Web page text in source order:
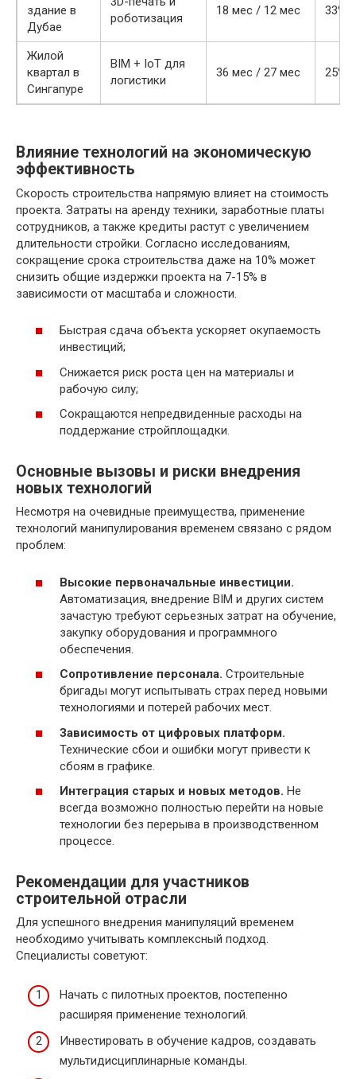
здание в
Дубае
роботизация
18 мес / 12 мес 33%
Жилой
квартал в
Сингапуре
BIM + IoT для
логистики
36 мес / 27 мес 25%
Влияние технологий на экономическую
эффективность
Скорость строительства напрямую влияет на стоимость
проекта. Затраты на аренду техники, заработные платы
сотрудников, а также кредиты растут с увеличением
длительности стройки. Согласно исследованиям,
сокращение срока строительства даже на 10% может
снизить общие издержки проекта на 7-15% в
зависимости от масштаба и сложности.
Быстрая сдача объекта ускоряет окупаемость
инвестиций;
Снижается риск роста цен на материалы и
рабочую силу;
Сокращаются непредвиденные расходы на
поддержание стройплощадки.
Основные вызовы и риски внедрения
новых технологий
Несмотря на очевидные преимущества, применение
технологий манипулирования временем связано с рядом
проблем:
Высокие первоначальные инвестиции.
Автоматизация, внедрение BIM и других систем
зачастую требуют серьезных затрат на обучение,
закупку оборудования и программного
обеспечения.
Сопротивление персонала. Строительные
бригады могут испытывать страх перед новыми
технологиями и потерей рабочих мест.
Зависимость от цифровых платформ.
Технические сбои и ошибки могут привести к
сбоям в графике.
Интеграция старых и новых методов. Не
всегда возможно полностью перейти на новые
технологии без перерыва в производственном
процессе.
Рекомендации для участников
строительной отрасли
Для успешного внедрения манипуляций временем
необходимо учитывать комплексный подход.
Специалисты советуют:
Начать с пилотных проектов, постепенно
расширяя применение технологий.
Инвестировать в обучение кадров, создавать
мультидисциплинарные команды.